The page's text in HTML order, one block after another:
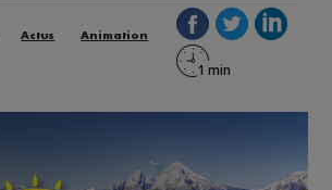
Actus
Animation